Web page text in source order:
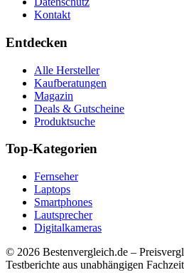
Kontakt
Entdecken
Alle Hersteller
Kaufberatungen
Magazin
Deals & Gutscheine
Produktsuche
Top-Kategorien
Fernseher
Laptops
Smartphones
Lautsprecher
Digitalkameras
© 2026 Bestenvergleich.de –
Testberichte aus unabhängigen